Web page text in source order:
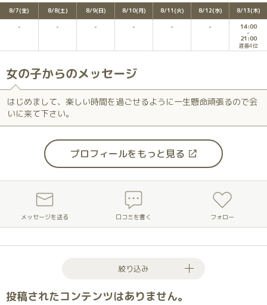
8/7(金) 8/8(土) 8/9(日) 8/10(月) 8/11(火) 8/12(水) 8/13(木)
14:00
21:00
遅番4位
女の子からのメッセージ
はじめまして、楽しい時間を過ごせるように一生懸命頑張るので会
いに来て下さい。
プロフィールをもっと見る
メッセージを送る 口コミを書く フォロー
絞り込み
投稿されたコンテンツはありません。